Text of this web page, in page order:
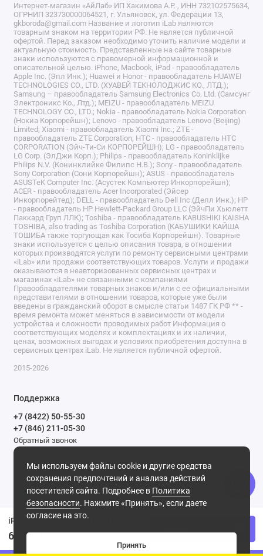
60900 ₽ 68869 ₽
Мы используем файлы cookie и другие средства
сохранения предпочтений и анализа действий
посетителей сайта. Подробнее в Политика
безопасности. Нажмите «Принять», если даете
согласие на это.
Принять
Интернет-магазин «АйЛаб» ИП Хакимова А.Р. , ИНН 732102575634,
ОГРНИП 323730000064521, г. Ульяновск, ул. Федерации 13,
gkboroda@gmail.com Название и логотип iLab являются
товарным знаком на территории РФ. Не является публичной
офертой. Перед заказом необходимо уточить наличие модели и
актуальную стоимость. Представленные на сайте товарные
знаки используются с правомерной информационной и
описательной целью. iPhone, Macbook, iPad - правообладатель
Apple Inc. (Эпл Инк.); Huawei и Honor - правообладатель HUAWEI
TECHNOLOGIES CO., LTD. (ХУАВЕЙ ТЕКНОЛОДЖИС КО., ЛТД.);
Samsung – правообладатель Samsung Electronics Co. Ltd. (Самсунг
Электроникс Ко., Лтд.); MEIZU - правообладатель MEIZU
TECHNOLOGY CO., LTD.; Nokia - правообладатель Nokia Corporation
(Нокиа Корпорейшн); Lenovo - правообладатель Lenovo (Beijing)
Limited; Xiaomi - правообладатель Xiaomi Inc.; ZTE -
правообладатель ZTE Corporation; HTC - правообладатель HTC
CORPORATION (Эйч-Ти-Си КОРПОРЕЙШН); LG - правообладатель
LG Corp. (ЭлДжи Корп.); Philips - правообладатель Koninklijke
Philips N.V. (Конинклийке Филипс Н.В.); Sony - правообладатель
Sony Corporation (Сони Корпорейшн); ASUS - правообладатель
ASUSTeK Computer Inc. (Асустек Компьютер Инкорпорейшн);
ACER - правообладатель Acer Incorporated (Эйсер
Инкорпорейтед); DELL - правообладатель Dell Inc.(Делл Инк.); HP
- правообладатель HP Hewlett-Packard Group LLC (ЭйчПи Хьюлетт
Паккард Груп ЛЛК); Toshiba - правообладатель KABUSHIKI KAISHA
TOSHIBA, also trading as Toshiba Corporation (КАБУШИКИ КАЙША
ТОШИБА также торгующая как Тосиба Корпорейшн). Товарные
знаки используется с целью описания товара, в отношении
которых производятся услуги по ремонту сервисными центрами
«iLab» или продажи соответствующих товаров. Услуги и продажи
оказываются в неавторизованных сервисных центрах и
магазинах «iLab» не связанными с компаниями
Правообладателями товарных знаков и/или с ее официальными
представителями в отношении товаров, которые уже были
введены в гражданский оборот в смысле статьи 1487 ГК РФ ** -
время ремонта может меняться в зависимости от модели
устройства и сложности проводимых работ Информация о
соответствующих моделях и комплектациях и их наличии,
ценах, возможных выгодах и условиях приобретения доступна в
сервисных центрах iLab. Не является публичной офертой.
2015-2026
Поддержка
+7 (8422) 50-55-30
+7 (846) 211-05-30
Обратный звонок
Мы в сети